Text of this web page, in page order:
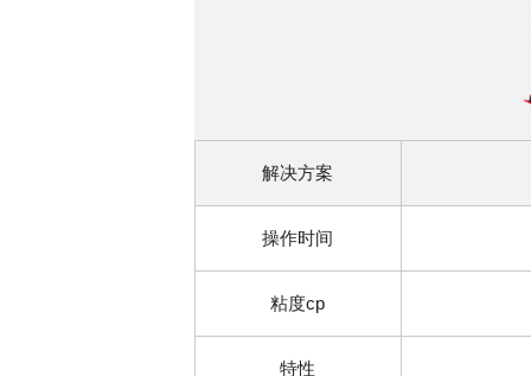
解决方案
操作时间
粘度cp
特性